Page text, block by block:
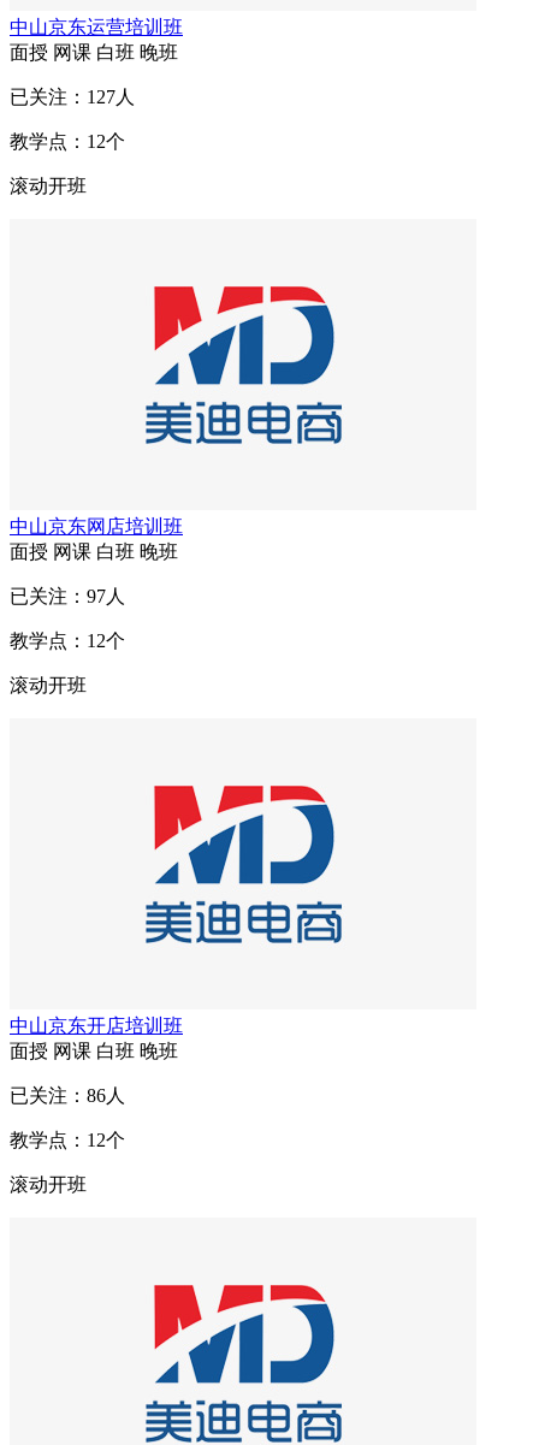
中山京东运营培训班
面授 网课 白班 晚班
已关注： 127人
教学点： 12个
滚动开班
中山京东网店培训班
面授 网课 白班 晚班
已关注： 97人
教学点： 12个
滚动开班
中山京东开店培训班
面授 网课 白班 晚班
已关注： 86人
教学点： 12个
滚动开班